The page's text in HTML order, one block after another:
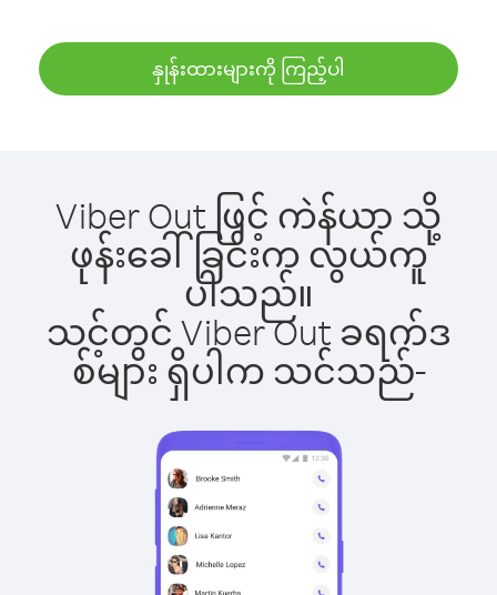
နှုန်းထားများကို ကြည့်ပါ
Viber Out ဖြင့် ကဲန်ယာ သို့
ဖုန်းခေါ်ခြင်းက လွယ်ကူ
ပါသည်။
သင့်တွင် Viber Out ခရက်ဒ
စ်များ ရှိပါက သင်သည်-